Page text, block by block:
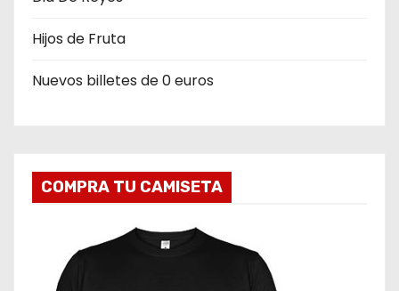
Hijos de Fruta
Nuevos billetes de 0 euros
COMPRA TU CAMISETA